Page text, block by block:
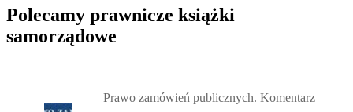
Polecamy prawnicze książki
samorządowe
Prawo zamówień publicznych. Komentarz